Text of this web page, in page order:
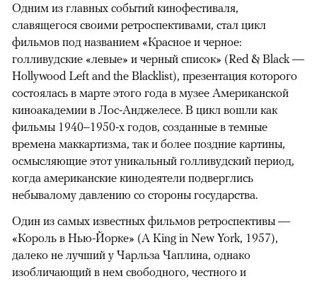
Одним из главных событий кинофестиваля,
славящегося своими ретроспективами, стал цикл
фильмов под названием «Красное и черное:
голливудские «левые» и черный список» (Red & Black —
Hollywood Left and the Blacklist), презентация которого
состоялась в марте этого года в музее Американской
киноакадемии в Лос-Анджелесе. В цикл вошли как
фильмы 1940–1950-х годов, созданные в темные
времена маккартизма, так и более поздние картины,
осмысляющие этот уникальный голливудский период,
когда американские кинодеятели подверглись
небывалому давлению со стороны государства.
Один из самых известных фильмов ретроспективы —
«Король в Нью-Йорке» (A King in New York, 1957),
далеко не лучший у Чарльза Чаплина, однако
изобличающий в нем свободного, честного и